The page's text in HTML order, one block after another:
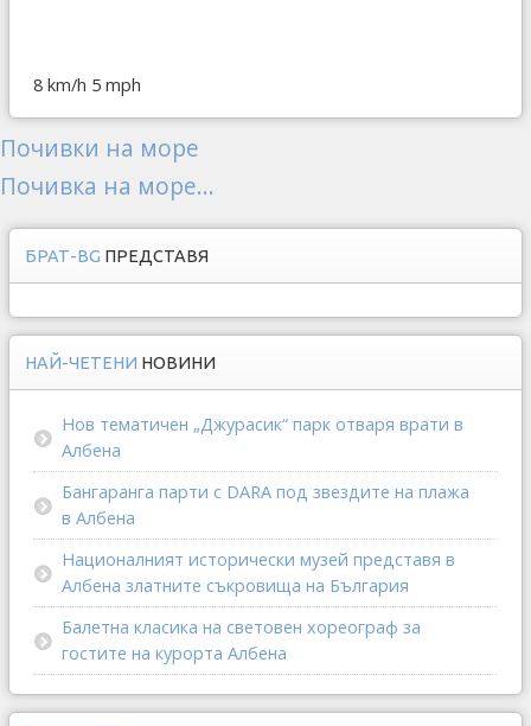
8 km/h 5 mph
Почивки на море
Почивка на море...
БРАТ-BG ПРЕДСТАВЯ
НАЙ-ЧЕТЕНИ НОВИНИ
Нов тематичен „Джурасик“ парк отваря врати в
Албена
Бангаранга парти с DARA под звездите на плажа
в Албена
Националният исторически музей представя в
Албена златните съкровища на България
Балетна класика на световен хореограф за
гостите на курорта Албена